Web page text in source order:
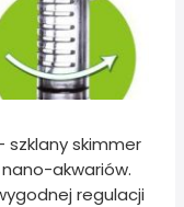
szklany skimmer
akwariów.
regulacji